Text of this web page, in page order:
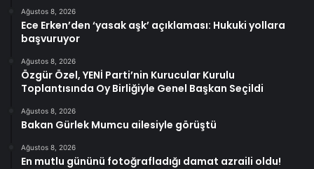
Ağustos 8, 2026
Ece Erken’den ‘yasak aşk’ açıklaması: Hukuki yollara
başvuruyor
Ağustos 8, 2026
Özgür Özel, YENİ Parti’nin Kurucular Kurulu
Toplantısında Oy Birliğiyle Genel Başkan Seçildi
Ağustos 8, 2026
Bakan Gürlek Mumcu ailesiyle görüştü
Ağustos 8, 2026
En mutlu gününü fotoğrafladığı damat azraili oldu!